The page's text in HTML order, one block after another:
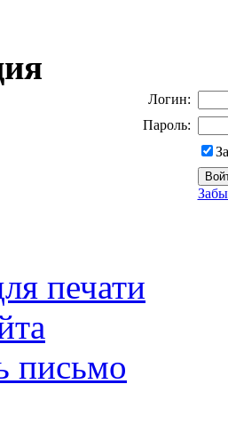
Логин:
Пароль:
печати
письмо